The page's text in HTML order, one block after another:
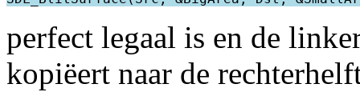
perfect legaal is en de
kopiëert naar de